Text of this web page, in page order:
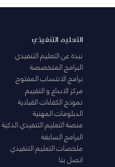
التعليم التنفيذي
نبذة عن التعليم التنفيذي
البرامج المتخصصة
برامج الانتساب المفتوح
مركز الابداع و التقييم
نموذج الكفاءات القيادية
الدبلومات المهنية
منصة التعليم التنفيذي الذكية
البرامج السابقة
ملخصات التعليم التنقيذي
اتصل بنا